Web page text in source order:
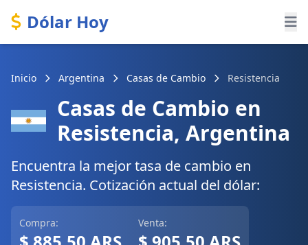
Dólar Hoy
Inicio Argentina Casas de Cambio Resistencia
Casas de Cambio en
Resistencia, Argentina
Encuentra la mejor tasa de cambio en
Resistencia. Cotización actual del dólar:
Compra: Venta: